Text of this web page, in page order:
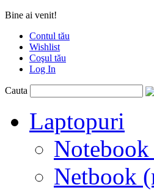
Bine ai venit!
Contul tău
Wishlist
Coşul tău
Log In
Cauta
Laptopuri
Netbook